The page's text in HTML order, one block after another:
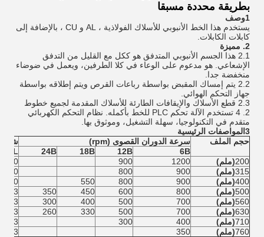
بطريقة محددة مسبقا
1وصف
يستخدم هذا الخط الأنبوبي للأسلاك الفولاذية ، AL و CU ، بالإضافة إلى
كابلات الكابلات.
2. مميزة
2.1 هذا الجسم الأنبوبي المتدفق هو ككل مع القليل من التدفق
الإشعاعي. هو مدعوم على الوعاء في كلا الطرفين، ويعمل في ضوضاء
منخفضة جدا.
2.2 يتم إمساك المقبض بواسطة رباعات القرص ويتم إطلاقه بواسطة
جهاز التحكم الهوائي.
2.3 قطع الأسلاك والإيقافات الطارئة للأسلاك المقدمة لجميع خطوط
2. 4 تستخدم الآلة تحكم PLC للخط بأكمله. نظام التحكم الكهربائي
متقدم في التكنولوجيا، سهلة التشغيل، وموثوق بها.
3المواصفات الرئيسية
حجم الملف
سرعة الدوران القصوى (rpm)
6B
12B
18B
24B
AL
200(ملم) 1200
900
1.0~25
315(ملم) 900
800
1.0~25
400(ملم) 900
800
550
1.0~25
500(ملم) 800
600
450
350
1.3 ~ 5.0
560(ملم) 700
500
400
300
1.3 ~ 5.0
630(ملم) 700
500
330
260
1.3 ~ 5.0
710(ملم) 400
300
1.3 ~ 5.0
760(ملم) 350
1.3 ~ 5.0